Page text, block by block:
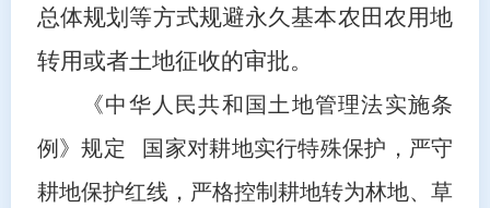
总体规划等方式规避永久基本农田农用地
转用或者土地征收的审批。
《中华人民共和国土地管理法实施条
例》规定 国家对耕地实行特殊保护，严守
耕地保护红线，严格控制耕地转为林地、草